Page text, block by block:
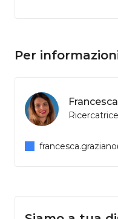
Per
Ricercatrice